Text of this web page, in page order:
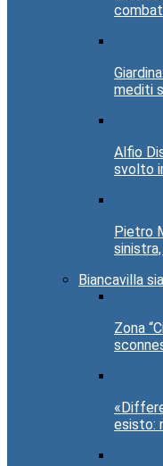
mediti
Alfio
svolto
Pietro
Biancavilla
Zona
esisto: